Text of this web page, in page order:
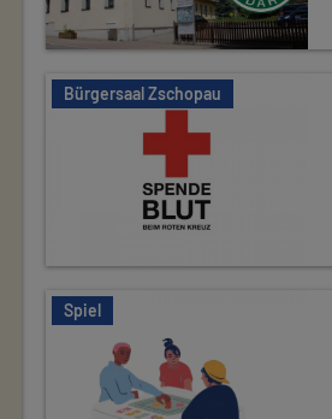
Bürgersaal Zschopau
Spiel